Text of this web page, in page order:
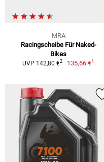
MRA
Racingscheibe Für Naked-
Bikes
UVP 142,80 €2 135,66 €1